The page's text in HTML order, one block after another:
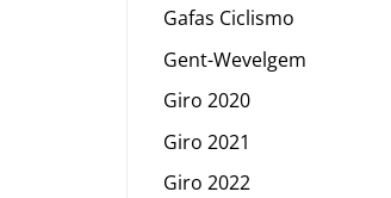
Gafas Ciclismo
Gent-Wevelgem
Giro 2020
Giro 2021
Giro 2022